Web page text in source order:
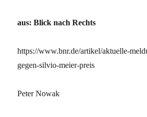
aus: Blick nach Rechts
https://www.bnr.de/artikel/aktuelle-
gegen-silvio-meier-preis
Peter Nowak